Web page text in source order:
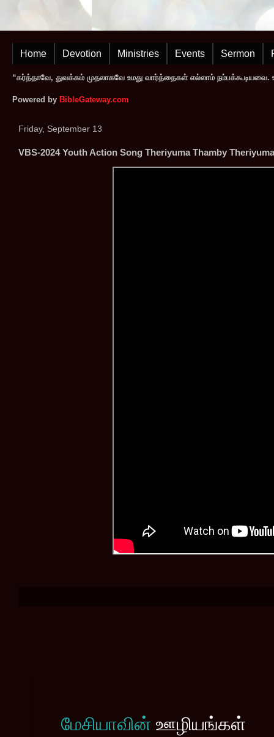
Home Devotion Ministries Events Sermon
“கர்த்தாவே, துவக்கம் முதலாகவே உமது வார்த்தைகள் எல்லாம் நம்பக்கூடியவை.
Powered by BibleGateway.com
Friday, September 13
VBS-2024 Youth Action Song Theriyuma Thamby
மேசியாவின் ஊழியங்கள்